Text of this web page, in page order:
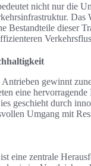
nicht nur die
Bestandteile dieser
gewinnt
eine
geschieht durch
Umgang mit
ist eine zentrale